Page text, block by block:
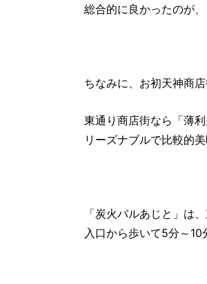
総合的に良かったのが
ちなみに、お初天神商
東通り商店街なら「薄
リーズナブルで比較的
「炭火バルあじと」は
入口から歩いて5分～10